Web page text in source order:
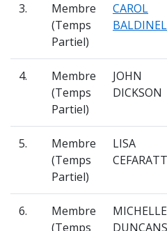
3.
Membre
(Temps
Partiel)
CAROL
4.
Membre
(Temps
Partiel)
JOHN
DICKSON
5.
Membre
(Temps
Partiel)
LISA
6.
Membre
(Temps
MICHELLE